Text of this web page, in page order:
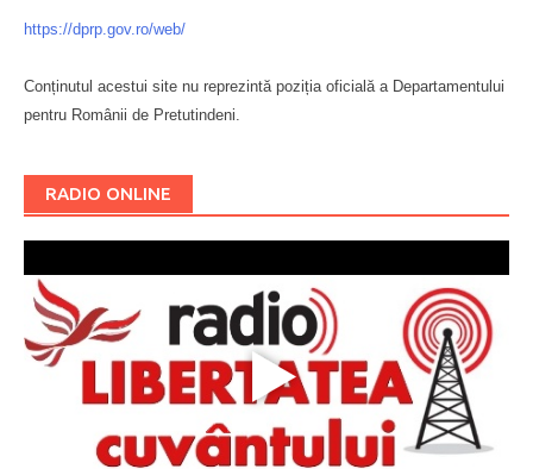
https://dprp.gov.ro/web/
Conținutul acestui site nu reprezintă poziția oficială a Departamentului
pentru Românii de Pretutindeni.
RADIO ONLINE